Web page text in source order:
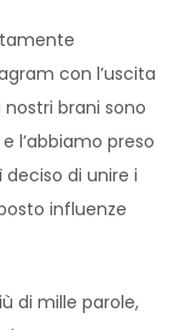
con l’uscita
brani sono
l’abbiamo preso
di unire i
influenze
mille parole,